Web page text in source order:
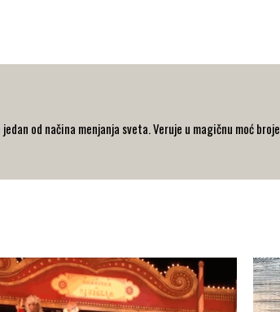
od načina menjanja sveta. Veruje u magičnu moć